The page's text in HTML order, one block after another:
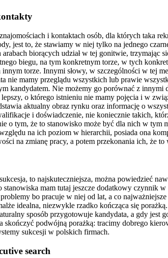
i kontaktach osób, dla których taka
jest to, że stawiamy w niej tylko na jednego
arabach biorących udział w tej gonitwie,
biegu, na tym konkretnym torze, w tych
torze. Innymi słowy, w szczególności w tej
nie mamy przeglądu wszystkich lub prawie
kandydatem. Nie możemy go porównać z
o którego istnieniu nie mamy pojęcia i w
aktualny obraz rynku oraz informację o
i doświadczenie, nie koniecznie takich,
o tym, że to stanowisko może być dla nich w tym
na ich poziom w hierarchii, posiada ona
na zmianę pracy, a potem przekonania ich, że
to najskuteczniejsza, można powiedzieć
stanowiska mam tutaj jeszcze dodatkowy
bo pracuje w niej od lat, a co
idealna, niezwykle rzadko kończąca się
sposób przygotowuje kandydata, a gdy jest
skończyć podwójną porażką: tracimy dobrego
sukcesji w polskich firmach.
search